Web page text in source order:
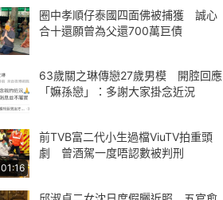
圈中孝順仔泰國四面佛被捕獲 誠心
合十還願曾為父還700萬巨債
63歲關之琳傳戀27歲男模 開腔回應
「嫲孫戀」：多謝大家掛念近況
01:16
前TVB富二代小生過檔ViuTV拍重頭
劇 曾酒駕一度唔認數被判刑